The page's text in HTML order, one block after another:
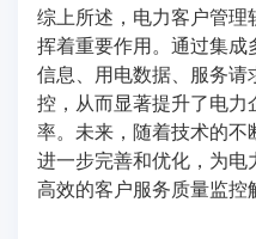
综上所述，电力客户管
挥着重要作用。通过集
信息、用电数据、服务
控，从而显著提升了电
率。未来，随着技术的
进一步完善和优化，为电
高效的客户服务质量监控